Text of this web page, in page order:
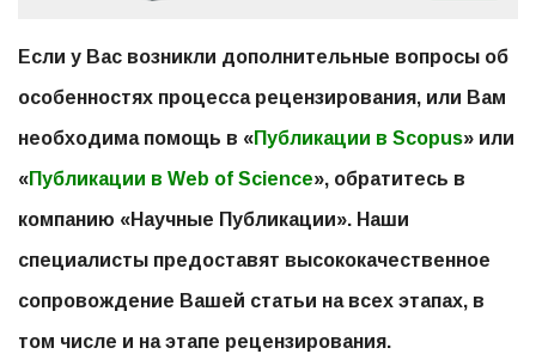
Если у Вас возникли дополнительные вопросы об
особенностях процесса рецензирования, или Вам
необходима помощь в «Публикации в Scopus» или
«Публикации в Web of Science», обратитесь в
компанию «Научные Публикации». Наши
специалисты предоставят высококачественное
сопровождение Вашей статьи на всех этапах, в
том числе и на этапе рецензирования.
У нас есть для вас
подарок!
Бесплатное цитирование ваших
работ или скидка на услуги по